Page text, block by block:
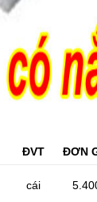
ĐVT ĐƠN
cái